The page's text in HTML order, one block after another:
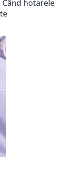
hotarele